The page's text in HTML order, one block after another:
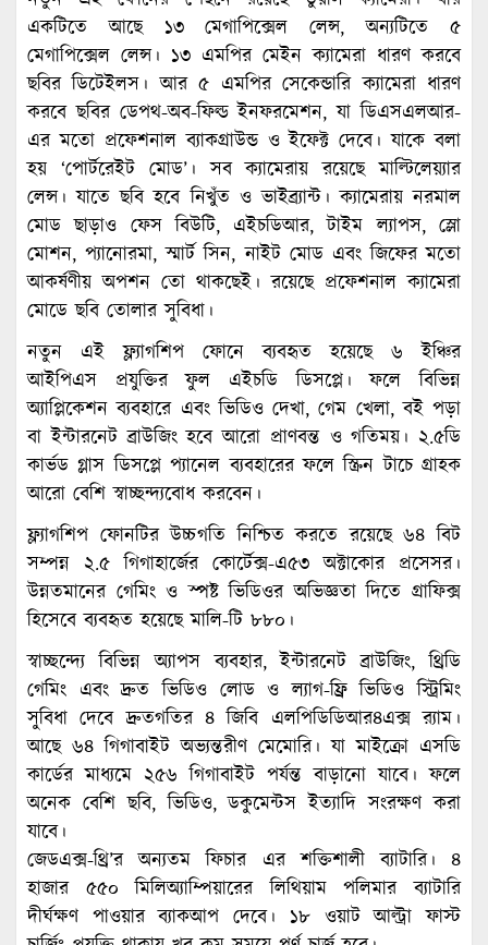
একটিতে আছে ১৩ মেগাপিক্সেল লেন্স, অন্যটিতে ৫
মেগাপিক্সেল লেন্স। ১৩ এমপির মেইন ক্যামেরা ধারণ করবে
ছবির ডিটেইলস। আর ৫ এমপির সেকেন্ডারি ক্যামেরা ধারণ
করবে ছবির ডেপথ-অব-ফিল্ড ইনফরমেশন, যা ডিএসএলআর-
এর মতো প্রফেশনাল ব্যাকগ্রাউন্ড ও ইফেক্ট দেবে। যাকে বলা
হয় ‘পোর্টরেইট মোড’। সব ক্যামেরায় রয়েছে মাল্টিলেয়্যার
লেন্স। যাতে ছবি হবে নিখুঁত ও ভাইব্র্যান্ট। ক্যামেরায় নরমাল
মোড ছাড়াও ফেস বিউটি, এইচডিআর, টাইম ল্যাপস, স্লো
মোশন, প্যানোরমা, স্মার্ট সিন, নাইট মোড এবং জিফের মতো
আকর্ষণীয় অপশন তো থাকছেই। রয়েছে প্রফেশনাল ক্যামেরা
মোডে ছবি তোলার সুবিধা।
নতুন এই ফ্ল্যাগশিপ ফোনে ব্যবহৃত হয়েছে ৬ ইঞ্চির
আইপিএস প্রযুক্তির ফুল এইচডি ডিসপ্লে। ফলে বিভিন্ন
অ্যাপ্লিকেশন ব্যবহারে এবং ভিডিও দেখা, গেম খেলা, বই পড়া
বা ইন্টারনেট ব্রাউজিং হবে আরো প্রাণবন্ত ও গতিময়। ২.৫ডি
কার্ভড গ্লাস ডিসপ্লে প্যানেল ব্যবহারের ফলে স্ক্রিন টাচে গ্রাহক
আরো বেশি স্বাচ্ছন্দ্যবোধ করবেন।
ফ্ল্যাগশিপ ফোনটির উচ্চগতি নিশ্চিত করতে রয়েছে ৬৪ বিট
সম্পন্ন ২.৫ গিগাহার্জের কোর্টেক্স-এ৫৩ অক্টাকোর প্রসেসর।
উন্নতমানের গেমিং ও স্পষ্ট ভিডিওর অভিজ্ঞতা দিতে গ্রাফিক্স
হিসেবে ব্যবহৃত হয়েছে মালি-টি ৮৮০।
স্বাচ্ছন্দ্যে বিভিন্ন অ্যাপস ব্যবহার, ইন্টারনেট ব্রাউজিং, থ্রিডি
গেমিং এবং দ্রুত ভিডিও লোড ও ল্যাগ-ফ্রি ভিডিও স্ট্রিমিং
সুবিধা দেবে দ্রুতগতির ৪ জিবি এলপিডিডিআর৪এক্স র‌্যাম।
আছে ৬৪ গিগাবাইট অভ্যন্তরীণ মেমোরি। যা মাইক্রো এসডি
কার্ডের মাধ্যমে ২৫৬ গিগাবাইট পর্যন্ত বাড়ানো যাবে। ফলে
অনেক বেশি ছবি, ভিডিও, ডকুমেন্টস ইত্যাদি সংরক্ষণ করা
যাবে।
জেডএক্স-থ্রি’র অন্যতম ফিচার এর শক্তিশালী ব্যাটারি। ৪
হাজার ৫৫০ মিলিঅ্যাম্পিয়ারের লিথিয়াম পলিমার ব্যাটারি
দীর্ঘক্ষণ পাওয়ার ব্যাকআপ দেবে। ১৮ ওয়াট আল্ট্রা ফাস্ট